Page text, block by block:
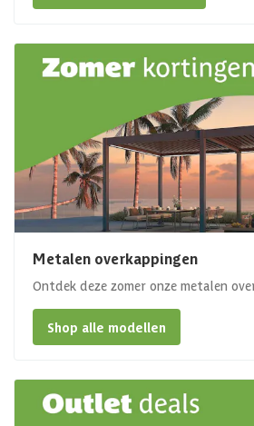
Metalen overkappingen
Ontdek deze zomer onze metalen
Shop alle modellen